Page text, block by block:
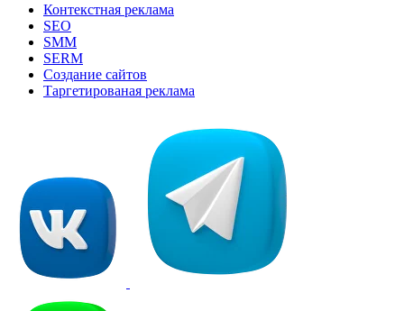
Контекстная реклама
SEO
SMM
SERM
Создание сайтов
Таргетированая реклама